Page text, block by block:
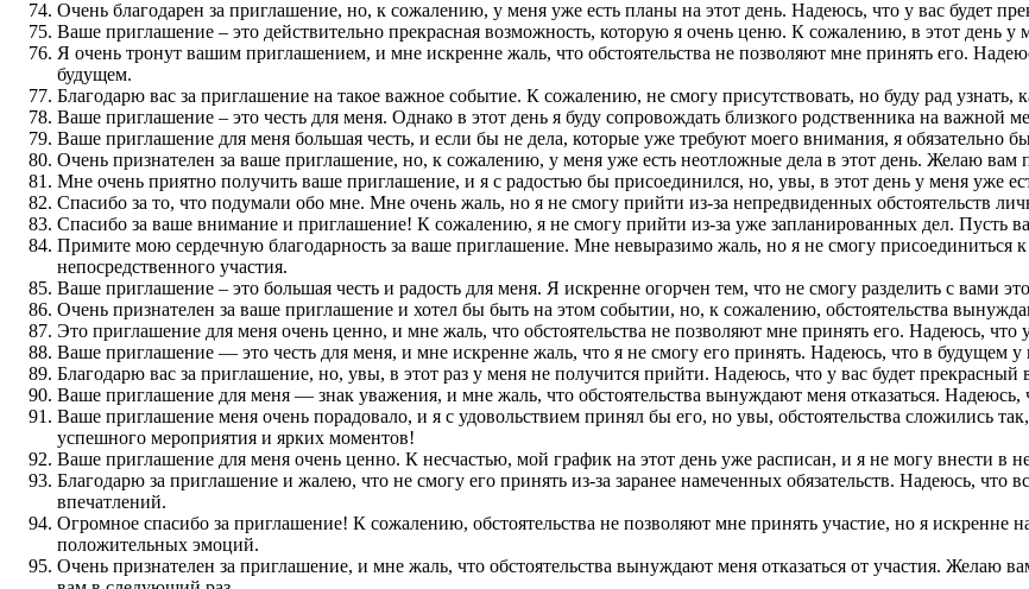
Очень благодарен за приглашение, но, к сожалению, у меня уже есть планы на этот день. Надеюсь, что у вас будет
Ваше приглашение – это действительно прекрасная возможность, которую я очень ценю. К сожалению, в этот день у
Я очень тронут вашим приглашением, и мне искренне жаль, что обстоятельства не позволяют мне принять его.
будущем.
Благодарю вас за приглашение на такое важное событие. К сожалению, не смогу присутствовать, но буду рад
Ваше приглашение – это честь для меня. Однако в этот день я буду сопровождать близкого родственника на важной
Ваше приглашение для меня большая честь, и если бы не дела, которые уже требуют моего внимания, я обязательно
Очень признателен за ваше приглашение, но, к сожалению, у меня уже есть неотложные дела в этот день. Желаю
Мне очень приятно получить ваше приглашение, и я с радостью бы присоединился, но, увы, в этот день у меня уже
Спасибо за то, что подумали обо мне. Мне очень жаль, но я не смогу прийти из-за непредвиденных обстоятельств
Спасибо за ваше внимание и приглашение! К сожалению, я не смогу прийти из-за уже запланированных дел. Пусть
Примите мою сердечную благодарность за ваше приглашение. Мне невыразимо жаль, но я не смогу присоединиться
непосредственного участия.
Ваше приглашение – это большая честь и радость для меня. Я искренне огорчен тем, что не смогу разделить с вами
Очень признателен за ваше приглашение и хотел бы быть на этом событии, но, к сожалению, обстоятельства
Это приглашение для меня очень ценно, и мне жаль, что обстоятельства не позволяют мне принять его. Надеюсь, что
Ваше приглашение — это честь для меня, и мне искренне жаль, что я не смогу его принять. Надеюсь, что в будущем у
Благодарю вас за приглашение, но, увы, в этот раз у меня не получится прийти. Надеюсь, что у вас будет прекрасный
Ваше приглашение для меня — знак уважения, и мне жаль, что обстоятельства вынуждают меня отказаться. Надеюсь,
Ваше приглашение меня очень порадовало, и я с удовольствием принял бы его, но увы, обстоятельства сложились
успешного мероприятия и ярких моментов!
Ваше приглашение для меня очень ценно. К несчастью, мой график на этот день уже расписан, и я не могу внести в
Благодарю за приглашение и жалею, что не смогу его принять из-за заранее намеченных обязательств. Надеюсь,
впечатлений.
Огромное спасибо за приглашение! К сожалению, обстоятельства не позволяют мне принять участие, но я искренне
положительных эмоций.
Очень признателен за приглашение, и мне жаль, что обстоятельства вынуждают меня отказаться от участия. Желаю